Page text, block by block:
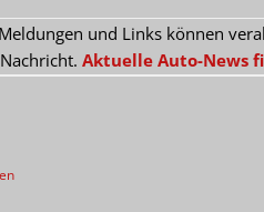
und Links können
Aktuelle Auto-News